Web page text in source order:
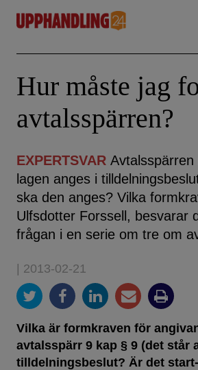
content
Hur måste jag
avtalsspärren?
EXPERTSVAR
lagen anges i
ska den anges? Vilka
Ulfsdotter Forssell, besvarar
frågan i en serie om tre om
| 2013-02-21
Vilka är formkraven för
avtalsspärr 9 kap § 9 (det står
tilldelningsbeslut? Är det